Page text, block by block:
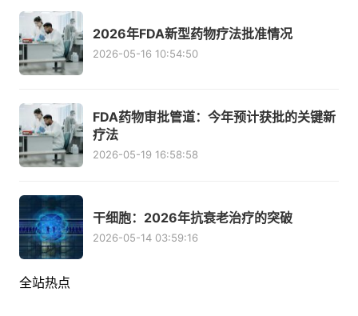
2026年FDA新型药物疗法批准情况
2026-05-16 10:54:50
FDA药物审批管道：今年预计获批的关键新
疗法
2026-05-19 16:58:58
干细胞：2026年抗衰老治疗的突破
2026-05-14 03:59:16
全站热点